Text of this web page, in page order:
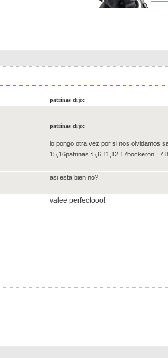
patrinas dijo:
patrinas dijo:
lo pongo otra vez por si nos olvidamos
15,16patrinas :5,6,11,12,17bockeron :
asi esta bien no?
valee perfectooo!